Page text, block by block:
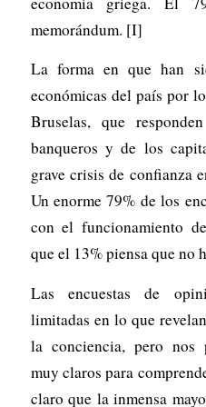
memorándum. [I]
La forma en que han
económicas del país por
Bruselas, que
banqueros y de los
grave crisis de confianza
Un enorme 79% de los
con el funcionamiento
que el 13% piensa que no
Las encuestas de
limitadas en lo que
la conciencia, pero nos
muy claros para
claro que la inmensa